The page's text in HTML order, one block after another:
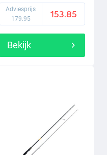
Adviesprijs
179.95
153.85
Bekijk